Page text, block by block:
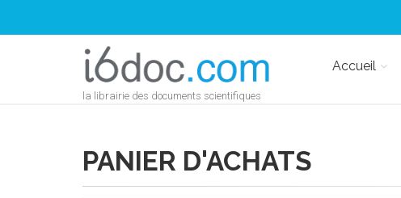
la librairie des documents scientifiques
Accueil
PANIER D'ACHATS